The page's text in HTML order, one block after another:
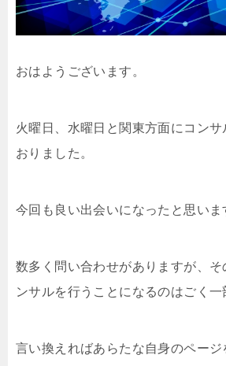
おはようございます。
火曜日、水曜日と関東方面にコンサ
おりました。
今回も良い出会いになったと思いま
数多く問い合わせがありますが、そ
ンサルを行うことになるのはごく一
言い換えればあらたな自身のページ